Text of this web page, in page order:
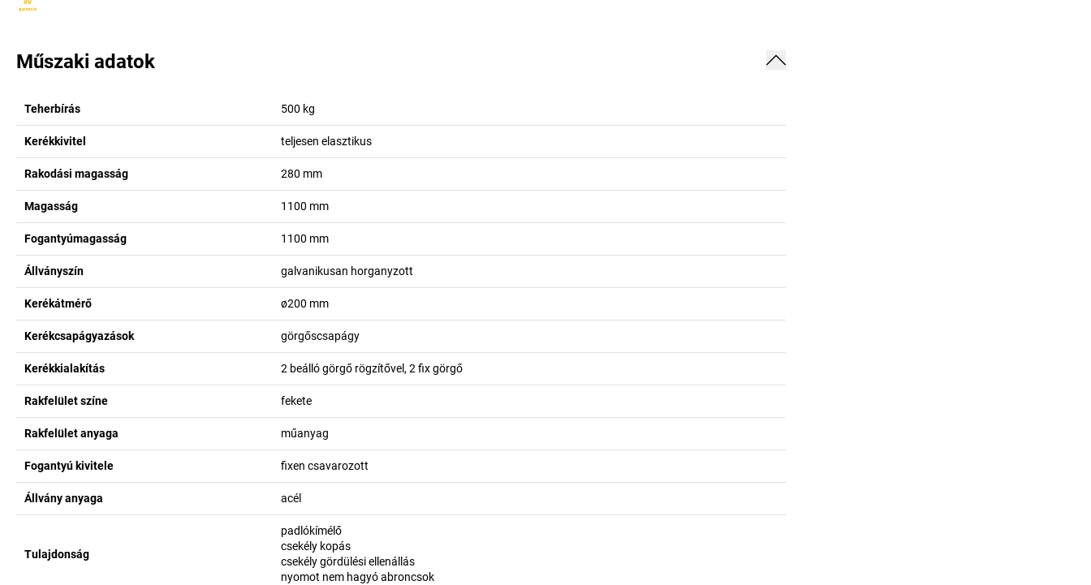
Műszaki adatok
Teherbírás 500 kg
Kerékkivitel teljesen elasztikus
Rakodási magasság 280 mm
Magasság 1100 mm
Fogantyúmagasság 1100 mm
Állványszín galvanikusan horganyzott
Kerékátmérő ø200 mm
Kerékcsapágyazások görgőscsapágy
Kerékkialakítás 2 beálló görgő rögzítővel, 2 fix görgő
Rakfelület színe fekete
Rakfelület anyaga műanyag
Fogantyú kivitele fixen csavarozott
Állvány anyaga acél
Tulajdonság
padlókímélő
csekély kopás
csekély gördülési ellenállás
nyomot nem hagyó abroncsok